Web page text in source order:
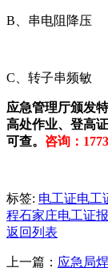
B、串电阻降压
C、转子串频敏
应急管理厅颁发
高处作业、登高
可查。 咨询：
标签: 电工证电工
程石家庄电工证
返回列表
上一篇： 应急局